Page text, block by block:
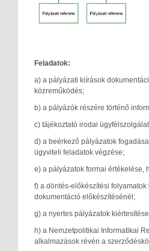
Feladatok:
a) a pályázati kiírások
közreműködés;
b) a pályázók részére történő
c) tájékoztató irodai
d) a beérkező pályázatok
ügyviteli feladatok végzése;
e) a pályázatok formai értékelése,
f) a döntés-előkészítési
dokumentáció előkészítésénél;
g) a nyertes pályázatok
h) a Nemzetpolitikai Informatikai
alkalmazások révén a